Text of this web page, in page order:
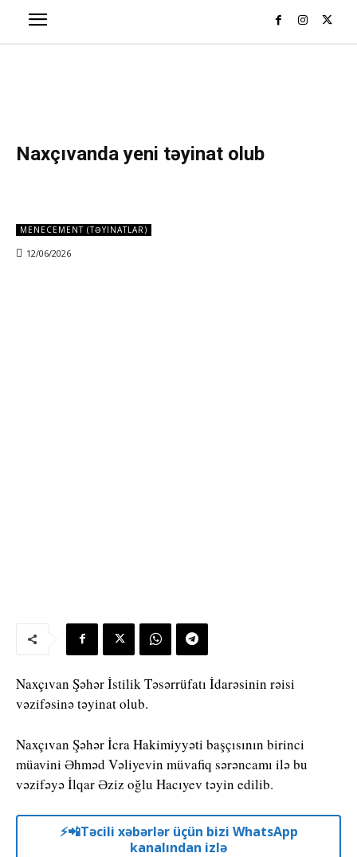
Naxçıvanda yeni təyinat olub
MENECEMENT (TƏYINATLAR)
12/06/2026
Naxçıvan Şəhər İstilik Təsərrüfatı İdarəsinin rəisi
vəzifəsinə təyinat olub.
Naxçıvan Şəhər İcra Hakimiyyəti başçısının birinci
müavini Əhməd Vəliyevin müvafiq sərəncamı ilə bu
vəzifəyə İlqar Əziz oğlu Hacıyev təyin edilib.
⚡️📲Təcili xəbərlər üçün bizi WhatsApp
kanalından izlə